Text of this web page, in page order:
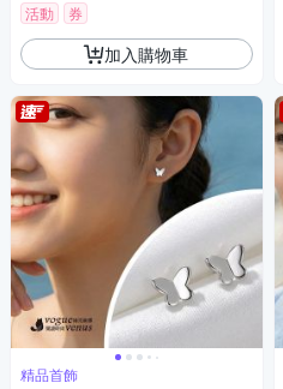
活動 券
加入購物車
精品首飾